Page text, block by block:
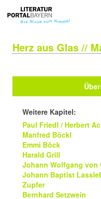
Herz aus Glas //
Weitere Kapitel:
Paul Friedl / Herbert
Manfred Böckl
Emmi Böck
Harald Grill
Johann Wolfgang von
Johann Baptist
Zupfer
Bernhard Setzwein